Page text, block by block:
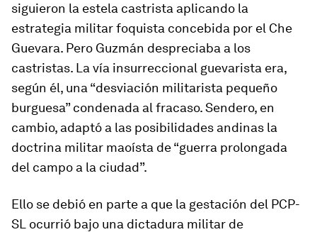
siguieron la estela castrista aplicando la
estrategia militarfoquista concebida por el Che
Guevara. Pero Guzmán despreciaba a los
castristas. La vía insurreccional guevarista era,
según él, una “desviación militarista pequeño
burguesa” condenada al fracaso. Sendero, en
cambio, adaptó a las posibilidades andinas la
doctrina militar maoísta de “guerra prolongada
del campo a la ciudad”.
Ello se debió en parte a que la gestación del PCP-
SL ocurrió bajo una dictadura militar de